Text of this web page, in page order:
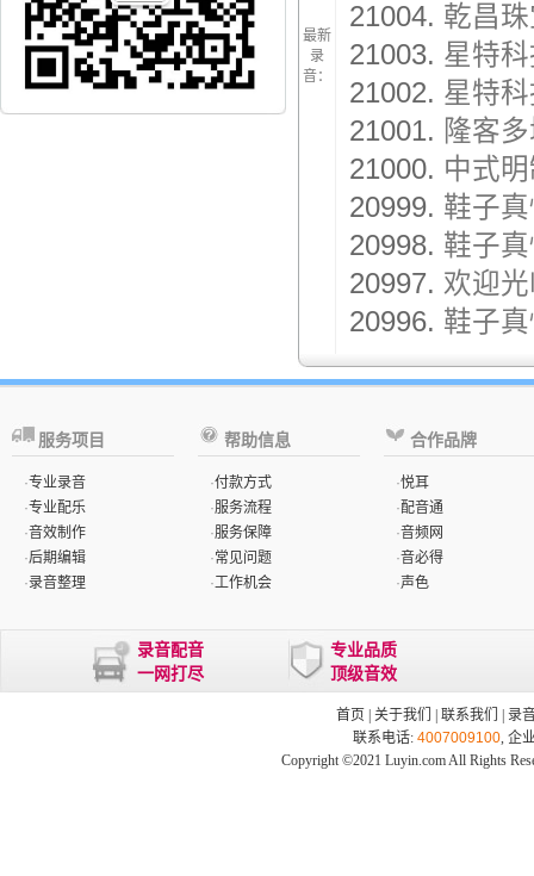
最新
录
音：
21004. 乾昌
21003. 星特
21002. 星特
21001. 隆客
21000. 中式
20999. 鞋子
20998. 鞋子
20997. 欢迎
20996. 鞋子
服务项目
·专业录音
·专业配乐
·音效制作
·后期编辑
·录音整理
帮助信息
·付款方式
·服务流程
·服务保障
·常见问题
·工作机会
合作品牌
·悦耳
·配音通
·音频网
·音必得
·声色
录音配音
一网打尽
专业品质
顶级音效
首页 关于我们 联系我们
录
联系电话: 4007009100, 企
Copyright ©2021 Luyin.com All Rights